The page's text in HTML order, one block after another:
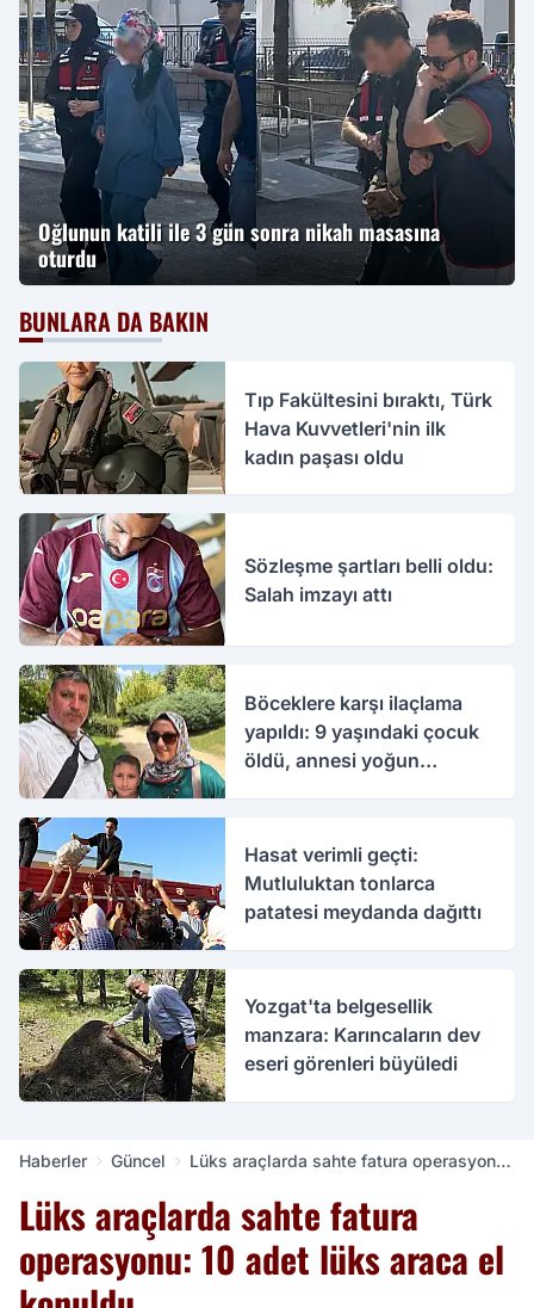
Oğlunun katili ile 3 gün sonra nikah masasına
oturdu
BUNLARA DA BAKIN
Tıp Fakültesini bıraktı, Türk
Hava Kuvvetleri'nin ilk
kadın paşası oldu
Sözleşme şartları belli oldu:
Salah imzayı attı
Böceklere karşı ilaçlama
yapıldı: 9 yaşındaki çocuk
öldü, annesi yoğun
Hasat verimli geçti:
Mutluluktan tonlarca
patatesi meydanda dağıttı
Yozgat'ta belgesellik
manzara: Karıncaların dev
eseri görenleri büyüledi
Haberler Güncel
Lüks araçlarda sahte fatura operasyonu:
Lüks araçlarda sahte fatura
operasyonu: 10 adet lüks araca el